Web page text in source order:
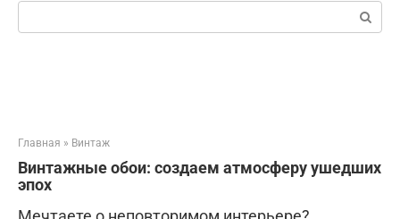
Поиск:
Главная » Винтаж
Винтажные обои: создаем атмосферу ушедших
эпох